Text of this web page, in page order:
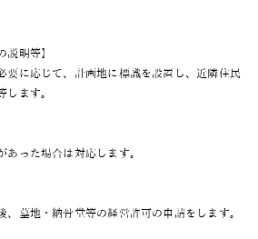
説明等】
要に応じて、計画地に標識を設置し、近隣住民
します。
あった場合は対応します。
、墓地・納骨堂等の経営許可の申請をします。